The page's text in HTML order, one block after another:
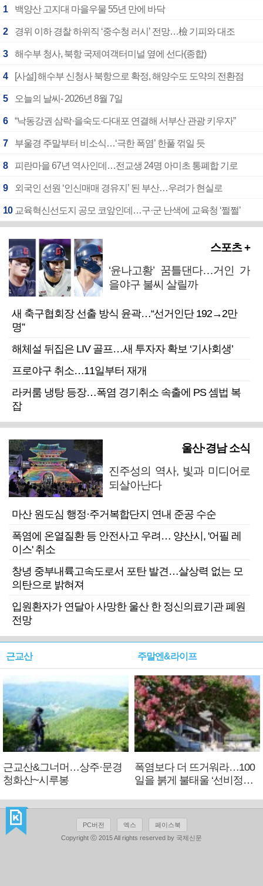
1 백양산 고지대 마을우물 55년 만에 바닥
2 경위 이하 경찰 하위직 ‘중수청 러시’ 전망…檢 기피와 대조
3 해수부 청사, 북항 국제여객터미널 옆에 선다(종합)
4 [사설] 해수부 신청사 북항으로 확정, 해양수도 도약의 전환점
5 오늘의 날씨- 2026년 8월 7일
6 “낙동강권 삼락·을숙도·다대포 연결해 서부산 관광 키우자”
7 부울경 주말부터 비소식…‘극한 폭염’ 한풀 꺾일 듯
8 피란마을 67년 역사인데…전교생 24명 아미초 통폐합 기로
9 외국인 선원 ‘인신매매 경유지’ 된 부산…우려가 현실로
10 교육혁신선도지 공모 코앞인데…구·군 난색에 교육청 ‘쩔쩔’
스포츠 +
‘윤나고황’ 꿈틀댄다…거인 가
을야구 불씨 살릴까
새 축구협회장 선출 방식 윤곽…“선거인단 192→2만
명”
해체설 뒤집은 LIV 골프…새 투자자 확보 ‘기사회생’
프로야구 취소…11일부터 재개
라커룸 냉탕 등장…폭염 경기취소 속출에 PS 셈법 복
잡
울산·경남 소식
진주성의 역사, 빛과 미디어로
되살아난다
마산 원도심 행정·주거복합단지 연내 준공 수순
폭염에 온열질환 등 안전사고 우려… 양산시, '어필 레
이스' 취소
창녕 중부내륙고속도로서 포탄 발견…살상력 없는 모
의탄으로 밝혀져
입원환자가 연달아 사망한 울산 한 정신의료기관 폐원
전망
근교산
근교산&그너머…상주·문경
청화산~시루봉
주말엔&라이프
폭염보다 더 뜨거워라…100
일을 붉게 불태울 ‘선비정신’
PC버전 엑스
페이스북
Copyright ⓒ 2015 All rights reserved by 국제신문